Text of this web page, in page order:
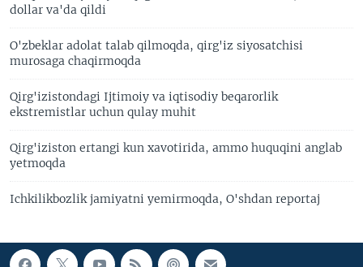
dollar va'da qildi
O'zbeklar adolat talab qilmoqda, qirg'iz siyosatchisi
murosaga chaqirmoqda
Qirg'izistondagi Ijtimoiy va iqtisodiy beqarorlik
ekstremistlar uchun qulay muhit
Qirg'iziston ertangi kun xavotirida, ammo huquqini anglab
yetmoqda
Ichkilikbozlik jamiyatni yemirmoqda, O'shdan reportaj